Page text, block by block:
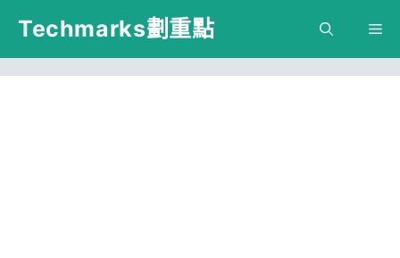
跳
主
Techmarks劃重點